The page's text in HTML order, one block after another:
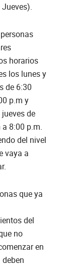
horarios
los lunes y
de 6:30
p.m y
de
8:00 p.m.
del nivel
vaya a
que ya
del
no
en